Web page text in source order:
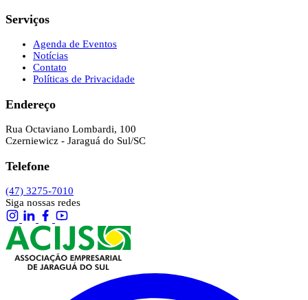
Serviços
Agenda de Eventos
Notícias
Contato
Políticas de Privacidade
Endereço
Rua Octaviano Lombardi, 100
Czerniewicz - Jaraguá do Sul/SC
Telefone
(47) 3275-7010
Siga nossas redes